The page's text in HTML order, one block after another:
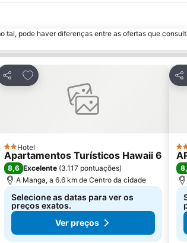
tal, pode haver diferenças entre as ofertas que
Partilhar
Adicionar aos favoritos
2 Estrelas
Hotel
Apartamentos Turísticos Hawaii 6
8,6 Excelente (3.117 pontuações)
A Manga, a 6.6 km de Centro da cidade
Selecione as datas para ver os
preços exatos.
Ver preços
2